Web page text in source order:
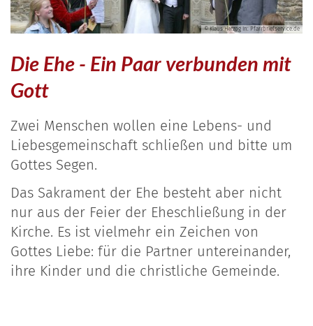
© Klaus Herzog In: Pfarrbriefservice.de
Die Ehe - Ein Paar verbunden mit
Gott
Zwei Menschen wollen eine Lebens- und
Liebesgemeinschaft schließen und bitte um
Gottes Segen.
Das Sakrament der Ehe besteht aber nicht
nur aus der Feier der Eheschließung in der
Kirche. Es ist vielmehr ein Zeichen von
Gottes Liebe: für die Partner untereinander,
ihre Kinder und die christliche Gemeinde.